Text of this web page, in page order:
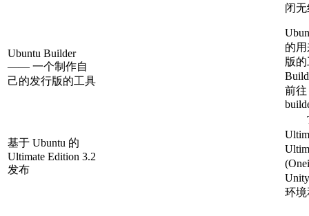
闭
Ubuntu Builder
—— 一个制作自
己的发行版的工具
的
版
前往
基于 Ubuntu 的
Ultimate Edition 3.2
发布
环境